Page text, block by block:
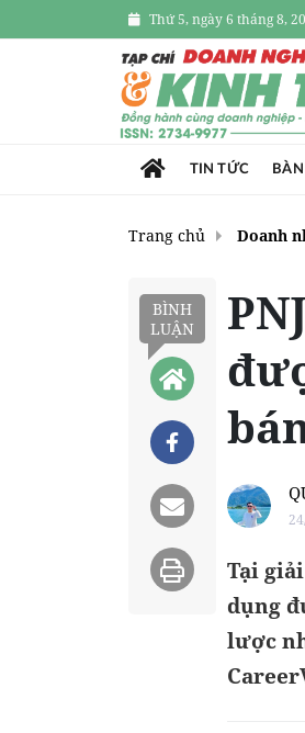
Thứ 5, ngày 6 tháng 8,
TIN TỨC
Trang chủ Doanh
BÌNH
LUẬN
Tại
dụng
lược